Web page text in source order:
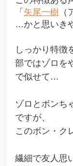
「 矢尾一樹
…かと思いき
しっかり特徴
部ではゾロを
で似せて…
ゾロとボンち
ですが、
このボン・ク
繊細で友人思